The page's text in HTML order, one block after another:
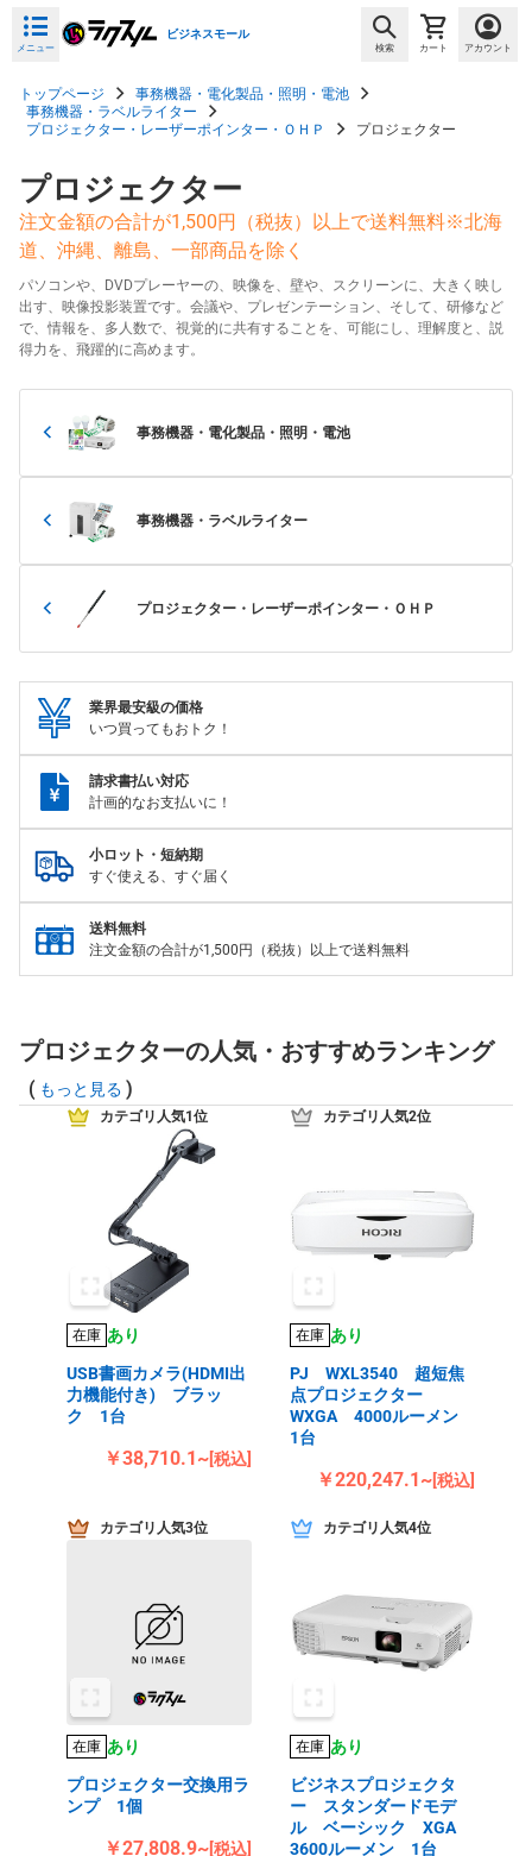
メニュー
ビジネスモール
検索 カート アカウント
トップページ
事務機器・電化製品・照明・電池
事務機器・ラベルライター
プロジェクター・レーザーポインター・ＯＨＰ
プロジェクター
プロジェクター
注文金額の合計が1,500円（税抜）以上で送料無料※北海
道、沖縄、離島、一部商品を除く
パソコンや、DVDプレーヤーの、映像を、壁や、スクリーンに、大きく映し
出す、映像投影装置です。会議や、プレゼンテーション、そして、研修など
で、情報を、多人数で、視覚的に共有することを、可能にし、理解度と、説
得力を、飛躍的に高めます。
事務機器・電化製品・照明・電池
事務機器・ラベルライター
プロジェクター・レーザーポインター・ＯＨＰ
業界最安級の価格
いつ買ってもおトク！
請求書払い対応
計画的なお支払いに！
小ロット・短納期
すぐ使える、すぐ届く
送料無料
注文金額の合計が1,500円（税抜）以上で送料無料
プロジェクターの人気・おすすめランキング
( もっと見る )
カテゴリ人気1位
在庫 あり
USB書画カメラ(HDMI出
力機能付き) ブラッ
ク 1台
￥38,710.1~[税込]
カテゴリ人気2位
在庫 あり
PJ WXL3540 超短焦
点プロジェクター
WXGA 4000ルーメン
1台
￥220,247.1~[税込]
カテゴリ人気3位
在庫 あり
プロジェクター交換用ラ
ンプ 1個
￥27,808.9~[税込]
カテゴリ人気4位
在庫 あり
ビジネスプロジェクタ
ー スタンダードモデ
ル ベーシック XGA
3600ルーメン 1台